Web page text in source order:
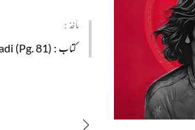
مأخذ :
کتاب : Intekhab-e-Kalam Muneer Shikohabadi (Pg. 81)